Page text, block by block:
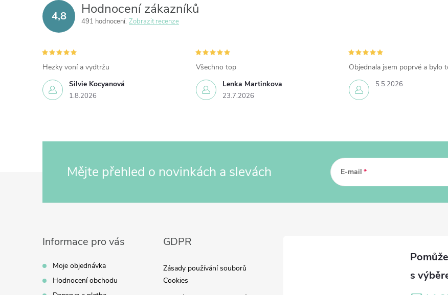
4,8 Hodnocení zákazníků
491 hodnocení Zobrazit recenze
Silvie Kocyanová
1.8.2026
Hezky voní a vydtržu
Lenka Martinkova
23.7.2026
Všechno top
5.5.2026
Objednala jsem poprvé a bylo
Mějte přehled o novinkách a slevách E-mail
Informace pro vás
Moje objednávka
Hodnocení obchodu
GDPR
Zásady používání souborů
Cookies